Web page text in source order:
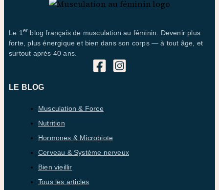
Le 1 er blog français de musculation au féminin. Devenir plus
forte, plus énergique et bien dans son corps — à tout âge, et
surtout après 40 ans.
LE BLOG
Musculation & Force
Nutrition
Hormones & Microbiote
Cerveau & Système nerveux
Bien vieillir
Tous les articles